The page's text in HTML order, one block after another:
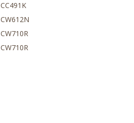
CC491K
CW612N
CW710R
CW710R